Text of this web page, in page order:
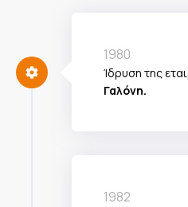
1980
Ίδρυση της
Γαλόνη.
1982